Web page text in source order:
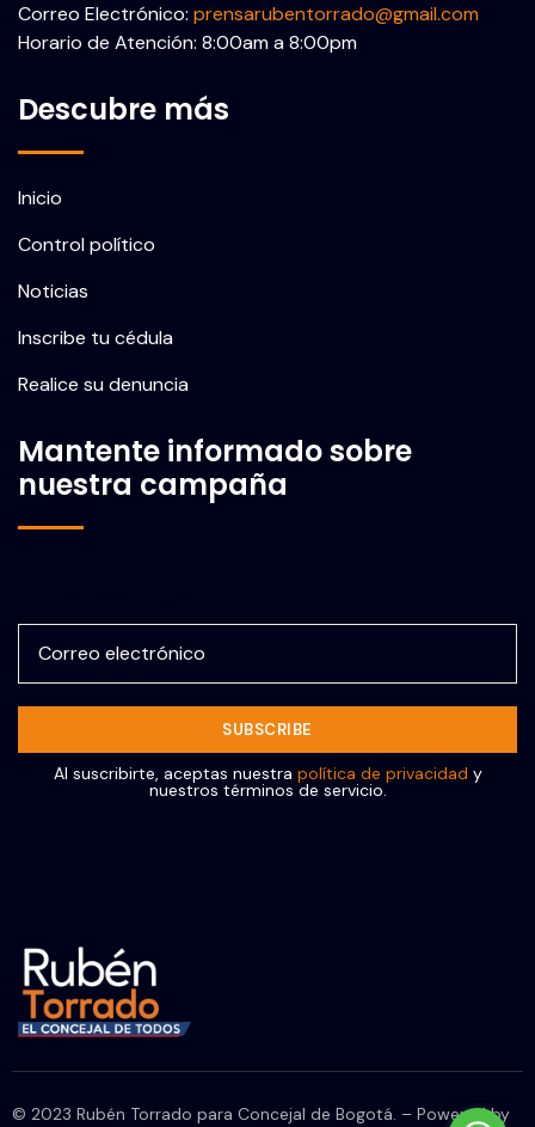
Correo Electrónico: prensarubentorrado@gmail.com
Horario de Atención: 8:00am a 8:00pm
Descubre más
Inicio
Control político
Noticias
Inscribe tu cédula
Realice su denuncia
Mantente informado sobre
nuestra campaña
Al suscribirte, aceptas nuestra política de privacidad y
nuestros términos de servicio.
© 2023 Rubén Torrado para Concejal de Bogotá. – Powered by